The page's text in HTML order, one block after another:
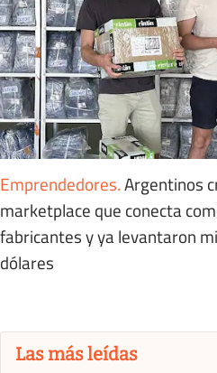
Emprendedores.Argentinos
marketplace que conecta
fabricantes y ya levantaron
dólares
Las más leídas